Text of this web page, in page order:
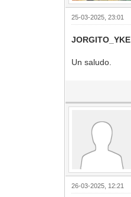
25-03-2025, 23:01
JORGITO_YKE
Un saludo.
26-03-2025, 12:21